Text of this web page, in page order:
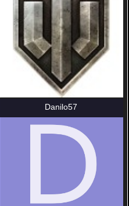
Danilo57